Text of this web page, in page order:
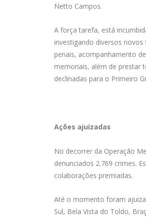
Netto Campos.
A força tarefa, está
investigando diversos
penais, acompanhamento
memoriais, além de prestar
declinadas para o Primeiro
Ações ajuizadas
No decorrer da Operação
denunciados 2.769 crimes.
colaborações premiadas.
Até o momento foram
Sul, Bela Vista do Toldo,